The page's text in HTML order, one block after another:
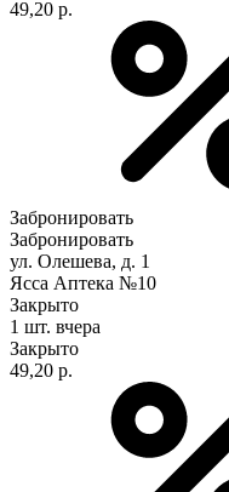
49,20 р.
Забронировать
Забронировать
ул. Олешева, д. 1
Ясса Аптека №10
Закрыто
1 шт. вчера
Закрыто
49,20 р.